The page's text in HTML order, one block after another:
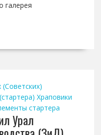
галерея
Храповики
стартера
Урал